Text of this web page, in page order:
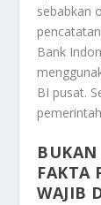
sebabkan
Bank
BI pusat.
FAKTA
WAJIB